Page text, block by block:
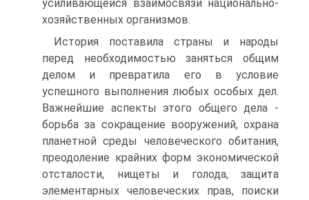
усиливающейся взаимосвязи национально-
хозяйственных организмов.
История поставила страны и народы
перед необходимостью заняться общим
делом и превратила его в условие
успешного выполнения любых особых дел.
Важнейшие аспекты этого общего дела -
борьба за сокращение вооружений, охрана
планетной среды человеческого обитания,
преодоление крайних форм экономической
отсталости, нищеты и голода, защита
элементарных человеческих прав, поиски